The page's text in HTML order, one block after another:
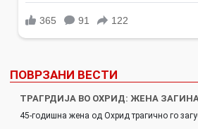
ПОВРЗАНИ ВЕСТИ
ТРАГРДИЈА ВО ОХРИД: ЖЕНА
45-годишна жена од Охрид трагично го